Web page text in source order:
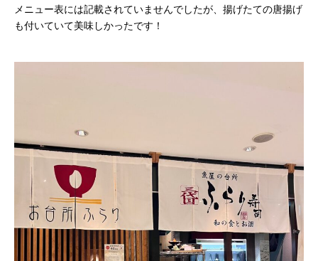
メニュー表には記載されていませんでしたが、揚げたての唐揚げ
も付いていて美味しかったです！